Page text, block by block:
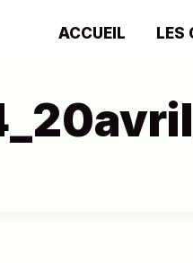
ACCUEIL LES